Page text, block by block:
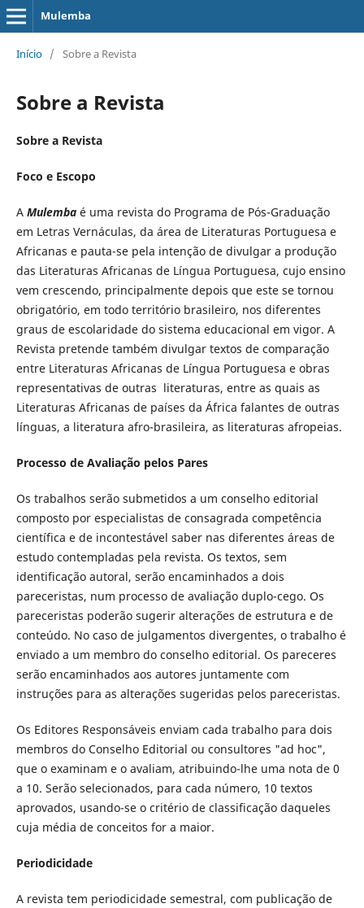
Mulemba
Início / Sobre a Revista
Sobre a Revista
Sobre a Revista
Foco e Escopo
A Mulemba é uma revista do Programa de Pós-Graduação
em Letras Vernáculas, da área de Literaturas Portuguesa e
Africanas e pauta-se pela intenção de divulgar a produção
das Literaturas Africanas de Língua Portuguesa, cujo ensino
vem crescendo, principalmente depois que este se tornou
obrigatório, em todo território brasileiro, nos diferentes
graus de escolaridade do sistema educacional em vigor. A
Revista pretende também divulgar textos de comparação
entre Literaturas Africanas de Língua Portuguesa e obras
representativas de outras literaturas, entre as quais as
Literaturas Africanas de países da África falantes de outras
línguas, a literatura afro-brasileira, as literaturas afropeias.
Processo de Avaliação pelos Pares
Os trabalhos serão submetidos a um conselho editorial
composto por especialistas de consagrada competência
científica e de incontestável saber nas diferentes áreas de
estudo contempladas pela revista. Os textos, sem
identificação autoral, serão encaminhados a dois
pareceristas, num processo de avaliação duplo-cego. Os
pareceristas poderão sugerir alterações de estrutura e de
conteúdo. No caso de julgamentos divergentes, o trabalho é
enviado a um membro do conselho editorial. Os pareceres
serão encaminhados aos autores juntamente com
instruções para as alterações sugeridas pelos pareceristas.
Os Editores Responsáveis enviam cada trabalho para dois
membros do Conselho Editorial ou consultores "ad hoc",
que o examinam e o avaliam, atribuindo-lhe uma nota de 0
a 10. Serão selecionados, para cada número, 10 textos
aprovados, usando-se o critério de classificação daqueles
cuja média de conceitos for a maior.
Periodicidade
A revista tem periodicidade semestral, com publicação de